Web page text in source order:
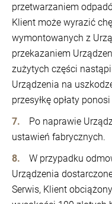
przetwarzaniem
Klient może wyrazić
wymontowanych z
przekazaniem
zużytych części
Urządzenia na
przesyłkę opłaty
Po naprawie
ustawień fabrycznych.
W przypadku
Urządzenia
Serwis, Klient